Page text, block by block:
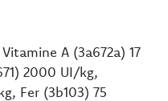
Vitamine A (3a672a) 17
2000 UI/kg,
Fer (3b103) 75